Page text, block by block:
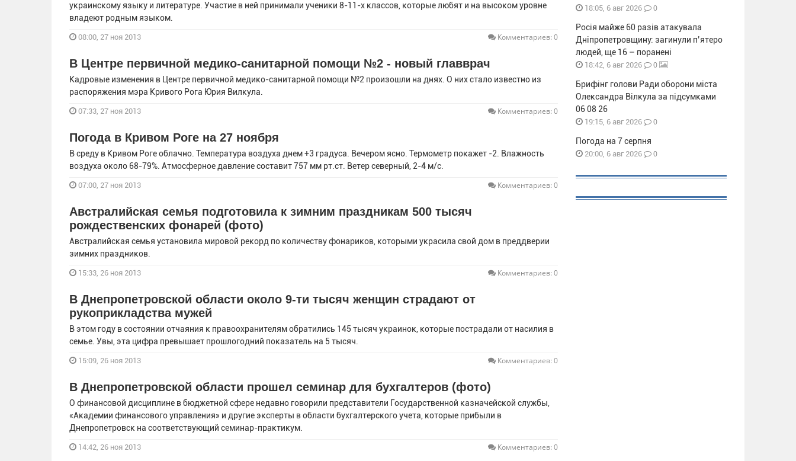
украинскому языку и литературе. Участие в ней принимали ученики 8-11-х классов, которые любят и на высоком уровне
владеют родным языком.
08:00, 27 ноя 2013 Комментариев: 0
В Центре первичной медико-санитарной помощи №2 - новый главврач
Кадровые изменения в Центре первичной медико-санитарной помощи №2 произошли на днях. О них стало известно из
распоряжения мэра Кривого Рога Юрия Вилкула.
07:33, 27 ноя 2013 Комментариев: 0
Погода в Кривом Роге на 27 ноября
В среду в Кривом Роге облачно. Температура воздуха днем +3 градуса. Вечером ясно. Термометр покажет -2. Влажность
воздуха около 68-79%. Атмосферное давление составит 757 мм рт.ст. Ветер северный, 2-4 м/с.
07:00, 27 ноя 2013 Комментариев: 0
Австралийская семья подготовила к зимним праздникам 500 тысяч
рождественских фонарей (фото)
Австралийская семья установила мировой рекорд по количеству фонариков, которыми украсила свой дом в преддверии
зимних праздников.
15:33, 26 ноя 2013 Комментариев: 0
В Днепропетровской области около 9-ти тысяч женщин страдают от
рукоприкладства мужей
В этом году в состоянии отчаяния к правоохранителям обратились 145 тысяч украинок, которые пострадали от насилия в
семье. Увы, эта цифра превышает прошлогодний показатель на 5 тысяч.
15:09, 26 ноя 2013 Комментариев: 0
В Днепропетровской области прошел семинар для бухгалтеров (фото)
О финансовой дисциплине в бюджетной сфере недавно говорили представители Государственной казначейской службы,
«Академии финансового управления» и другие эксперты в области бухгалтерского учета, которые прибыли в
Днепропетровск на соответствующий семинар-практикум.
14:42, 26 ноя 2013 Комментариев: 0
18:05, 6 авг 2026 0
Росія майже 60 разів атакувала
Дніпропетровщину: загинули п’ятеро
людей, ще 16 – поранені
18:42, 6 авг 2026 0
Брифінг голови Ради оборони міста
Олександра Вілкула за підсумками
06 08 26
19:15, 6 авг 2026 0
Погода на 7 серпня
20:00, 6 авг 2026 0